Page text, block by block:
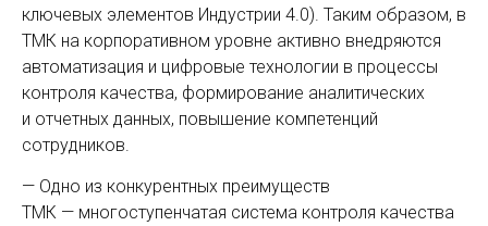
ключевых элементов Индустрии 4.0). Таким образом, в
ТМК на корпоративном уровне активно внедряются
автоматизация и цифровые технологии в процессы
контроля качества, формирование аналитических
и отчетных данных, повышение компетенций
сотрудников.
— Одно из конкурентных преимуществ
ТМК — многоступенчатая система контроля качества